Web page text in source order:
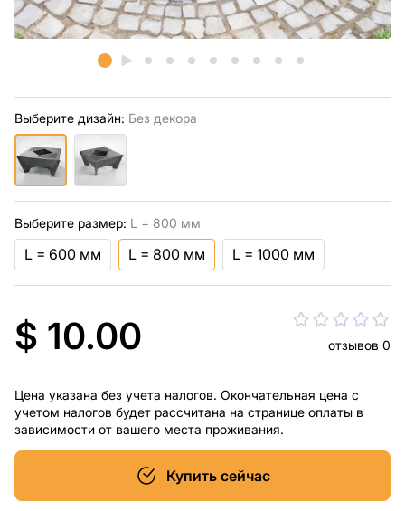
Выберите дизайн: Без декора
Выберите размер: L = 800 мм
L = 600 мм L = 800 мм L = 1000 мм
$ 10.00 отзывов 0
Цена указана без учета налогов. Окончательная цена с
учетом налогов будет рассчитана на странице оплаты в
зависимости от вашего места проживания.
Купить сейчас